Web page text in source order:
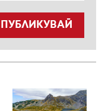
ПУБЛИКУВАЙ